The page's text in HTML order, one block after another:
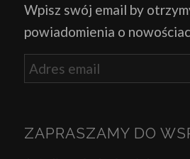
Wpisz swój email by
powiadomienia o
ZAPRASZAMY DO